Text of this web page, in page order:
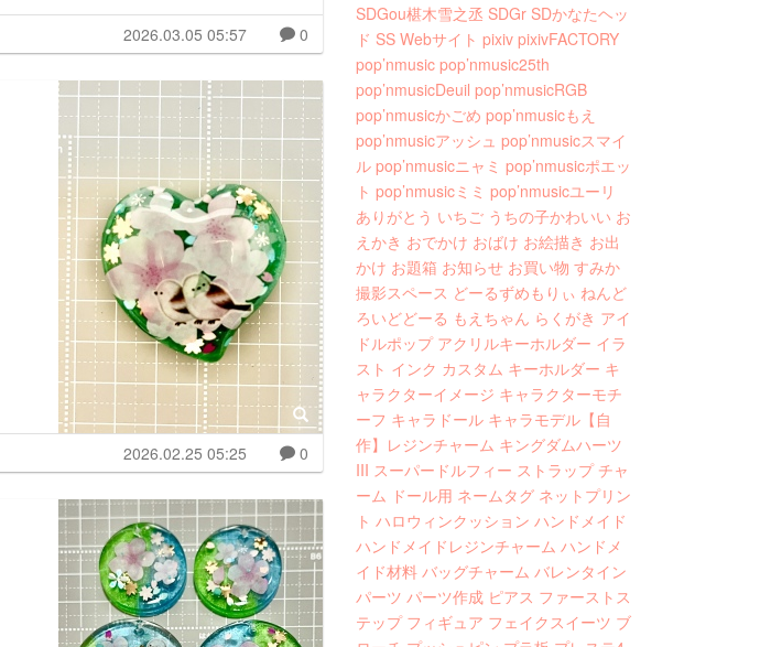
2026.03.05 05:57 0
2026.02.25 05:25 0
SDGou椹木雪之丞 SDGr SDかなたヘッ
ド SS Webサイト pixiv pixivFACTORY
pop’nmusic pop’nmusic25th
pop’nmusicDeuil pop’nmusicRGB
pop’nmusicかごめ pop’nmusicもえ
pop’nmusicアッシュ pop’nmusicスマイ
ル pop’nmusicニャミ pop’nmusicポエッ
ト pop’nmusicミミ pop’nmusicユーリ
ありがとう いちご うちの子かわいい お
えかき おでかけ おばけ お絵描き お出
かけ お題箱 お知らせ お買い物 すみか
撮影スペース どーるずめもりぃ ねんど
ろいどどーる もえちゃん らくがき アイ
ドルポップ アクリルキーホルダー イラ
スト インク カスタム キーホルダー キ
ャラクターイメージ キャラクターモチ
ーフ キャラドール キャラモデル【自
作】レジンチャーム キングダムハーツ
III スーパードルフィー ストラップ チャ
ーム ドール用 ネームタグ ネットプリン
ト ハロウィンクッション ハンドメイド
ハンドメイドレジンチャーム ハンドメ
イド材料 バッグチャーム バレンタイン
パーツ パーツ作成 ピアス ファーストス
テップ フィギュア フェイクスイーツ ブ